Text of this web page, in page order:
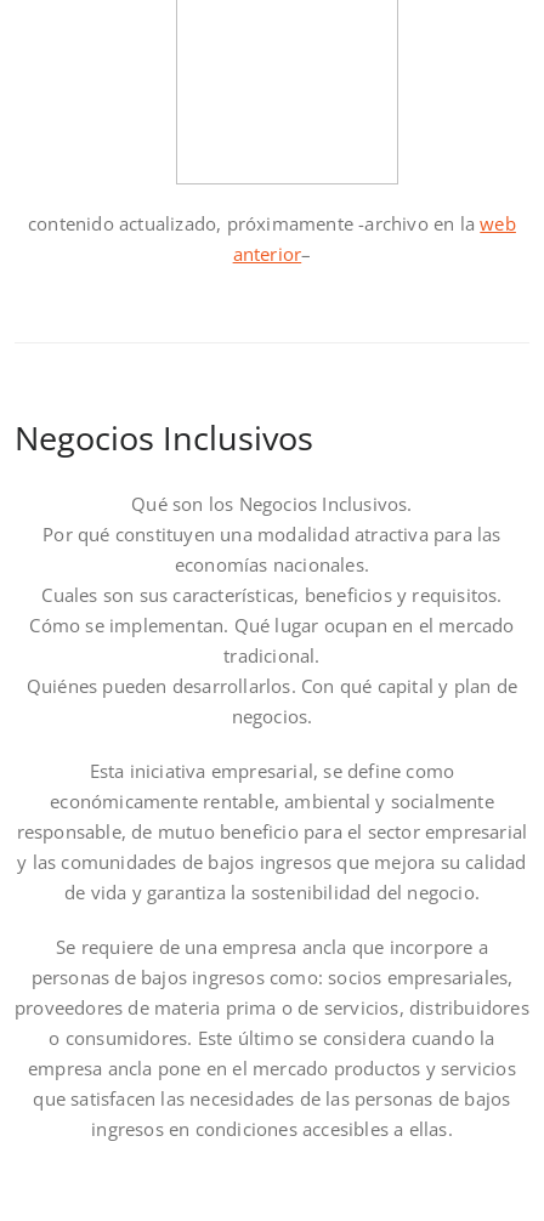
contenido actualizado, próximamente -archivo en laweb
anterior–
Negocios Inclusivos
Qué son los Negocios Inclusivos.
Por qué constituyen una modalidad atractiva para las
economías nacionales.
Cuales son sus características, beneficios y requisitos.
Cómo se implementan. Qué lugar ocupan en el mercado
tradicional.
Quiénes pueden desarrollarlos. Con qué capital y plan de
negocios.
Esta iniciativa empresarial, se define como
económicamente rentable, ambiental y socialmente
responsable, de mutuo beneficio para el sector empresarial
y las comunidades de bajos ingresos que mejora su calidad
de vida y garantiza la sostenibilidad del negocio.
Se requiere de una empresa ancla que incorpore a
personas de bajos ingresos como: socios empresariales,
proveedores de materia prima o de servicios, distribuidores
o consumidores. Este último se considera cuando la
empresa ancla pone en el mercado productos y servicios
que satisfacen las necesidades de las personas de bajos
ingresos en condiciones accesibles a ellas.